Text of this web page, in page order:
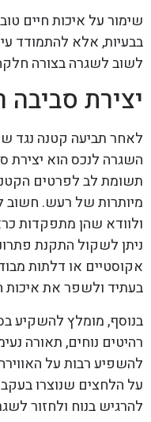
שימור על איכות חיים
בבעיות, אלא להתמודד
לשוב לשגרה בצורה חלקה
יצירת סביבה
לאחר תביעה קטנה נגד
השגרה לנכס הוא יצירת
תשומת לב לפרטים
מיותרות של רעש. חשוב
ולוודא שהן מתפקדות
ניתן לשקול התקנת
אקוסטיים או דלתות
בעתיד ולשפר את איכות
בנוסף, מומלץ להשקיע
רהיטים נוחים, תאורה
להשפיע רבות על
על הלחצים שנוצרו
להרגיש בנוח ולחזור